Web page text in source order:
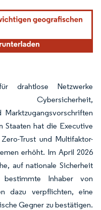
erfordert Namensnennung gemäß
drahtlose Netzwerke
Cybersicherheit,
Marktzugangsvorschriften
Staaten hat die Executive
Trust und Multifaktor-
erhöht. Im April 2026
auf nationale Sicherheit
bestimmte Inhaber von
dazu verpflichten, eine
Gegner zu bestätigen.